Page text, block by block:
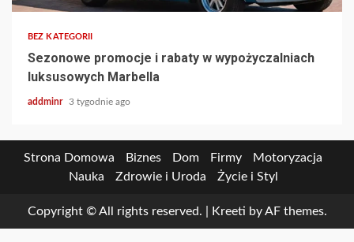
BEZ KATEGORII
Sezonowe promocje i rabaty w wypożyczalniach
luksusowych Marbella
addminr 3 tygodnie ago
Strona Domowa Biznes Dom Firmy
Motoryzacja
Nauka
Zdrowie i Uroda Życie i Styl
Copyright © All rights reserved. Kreeti by AF themes.